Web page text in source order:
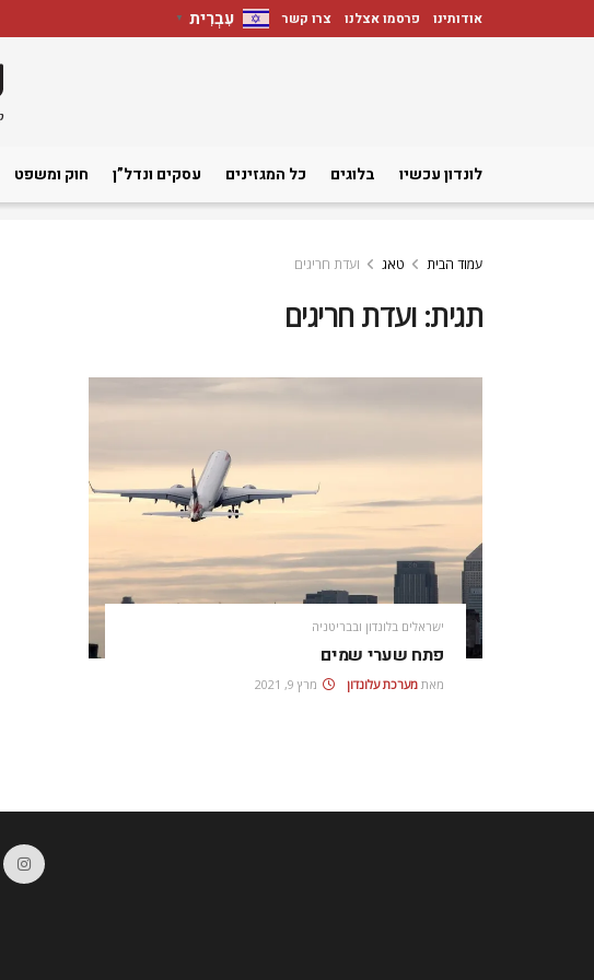
אודותינו פרסמו אצלנו צרו קשר עִבְרִית ▼
לונדון עכשיו בלוגים כל המגזינים עסקים ונדל”ן חוק ומשפט
עמוד הבית טאג ועדת חריגים
תגית:ועדת חריגים
ישראלים בלונדון ובבריטניה
פתח שערי שמים
מאת מערכת עלונדון מרץ 9, 2021